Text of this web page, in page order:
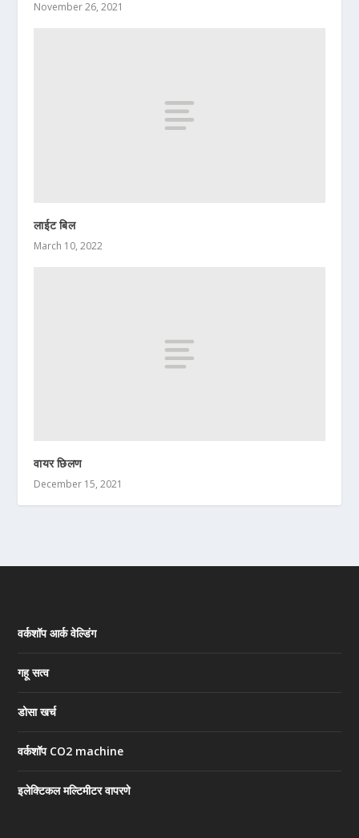
November 26, 2021
लाईट बिल
March 10, 2022
वायर छिलण
December 15, 2021
वर्कशॉप आर्क वेल्डिंग
गहू सत्व
डोसा खर्च
वर्कशॉप CO2 machine
इलेक्टिकल मल्टिमीटर वापरणे